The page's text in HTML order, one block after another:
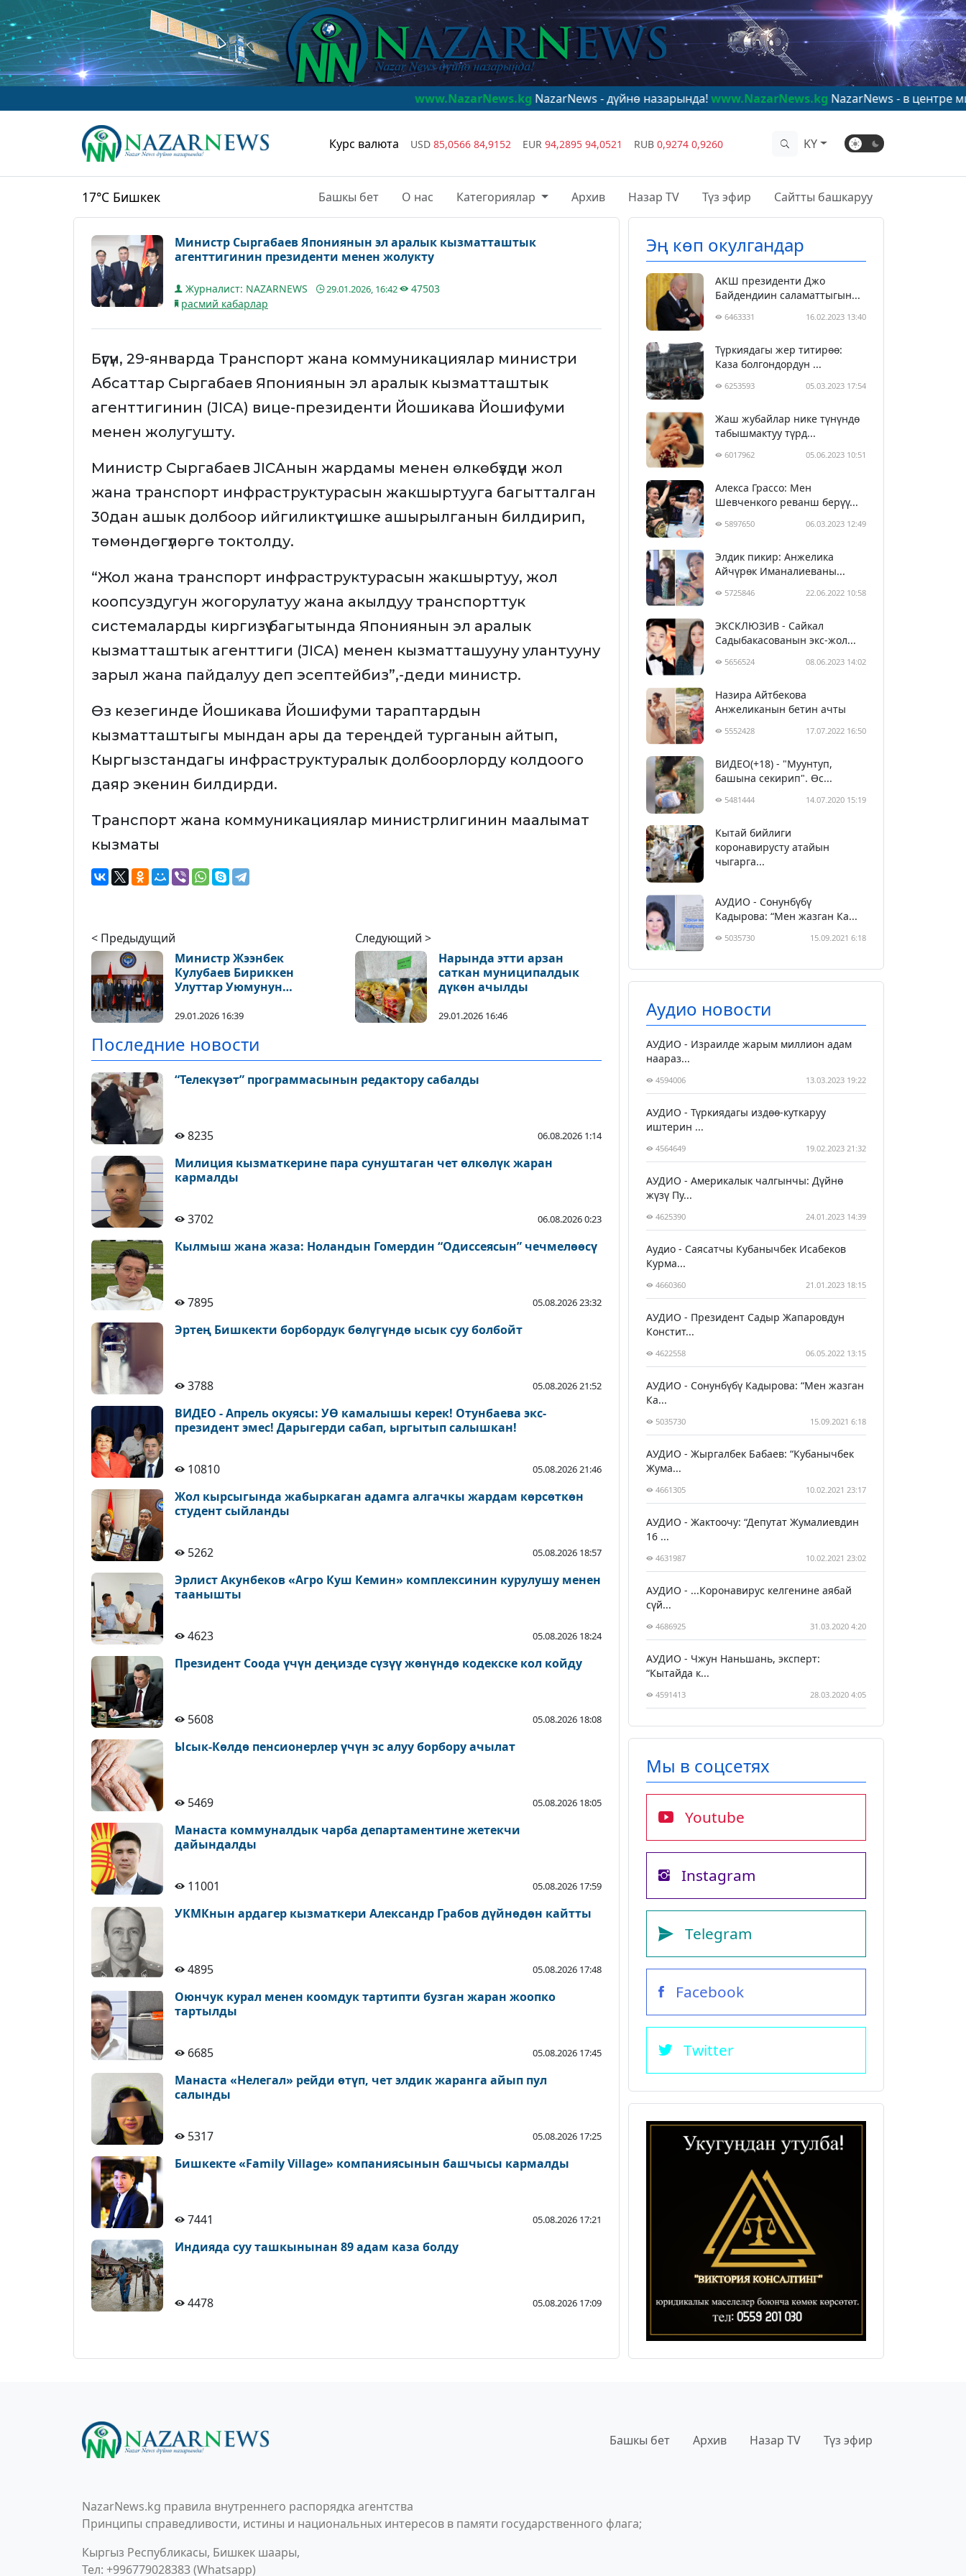
www.NazarNews.kgNazarNews - дүйнө назарында!www.NazarNews.kgNazarNews - в центре мирового
Курс валюта USD 85,0566 84,9152 EUR 94,2895 94,0521 RUB 0,9274 0,9260 KY
17°C Бишкек Башкы бет О нас Категориялар Архив Назар TV Түз эфир Сайтты башкаруу
Министр Сыргабаев Япониянын эл аралык кызматташтык
агенттигинин президенти менен жолукту
Журналист: NAZARNEWS 29.01.2026, 16:42
47503
расмий кабарлар
Бүгүн, 29-январда Транспорт жана коммуникациялар министри
Абсаттар Сыргабаев Япониянын эл аралык кызматташтык
агенттигинин (JICA) вице-президенти Йошикава Йошифуми
менен жолугушту.
Министр Сыргабаев JICAнын жардамы менен өлкөбүздүн жол
жана транспорт инфраструктурасын жакшыртууга багытталган
30дан ашык долбоор ийгиликтүү ишке ашырылганын билдирип,
төмөндөгүлөргө токтолду.
“Жол жана транспорт инфраструктурасын жакшыртуу, жол
коопсуздугун жогорулатуу жана акылдуу транспорттук
системаларды киргизүү багытында Япониянын эл аралык
кызматташтык агенттиги (JICA) менен кызматташууну улантууну
зарыл жана пайдалуу деп эсептейбиз”,-деди министр.
Өз кезегинде Йошикава Йошифуми тараптардын
кызматташтыгы мындан ары да тереңдей турганын айтып,
Кыргызстандагы инфраструктуралык долбоорлорду колдоого
даяр экенин билдирди.
Транспорт жана коммуникациялар министрлигинин маалымат
кызматы
< Предыдущий
Министр Жээнбек
Кулубаев Бириккен
Улуттар Уюмунун
мамлекеттин туруктуу
жолугушту
29.01.2026 16:39
Следующий >
Нарында этти арзан
саткан муниципалдык
дүкөн ачылды
29.01.2026 16:46
Последние новости
“Телекүзөт” программасынын редактору сабалды
8235 06.08.2026 1:14
Милиция кызматкерине пара сунуштаган чет өлкөлүк жаран
кармалды
3702 06.08.2026 0:23
Кылмыш жана жаза: Ноландын Гомердин “Одиссеясын” чечмелөөсү
7895 05.08.2026 23:32
Эртең Бишкекти борбордук бөлүгүндө ысык суу болбойт
3788 05.08.2026 21:52
ВИДЕО - Апрель окуясы: УӨ камалышы керек! Отунбаева экс-
президент эмес! Дарыгерди сабап, ыргытып салышкан!
10810 05.08.2026 21:46
Жол кырсыгында жабыркаган адамга алгачкы жардам көрсөткөн
студент сыйланды
5262 05.08.2026 18:57
Эрлист Акунбеков «Агро Куш Кемин» комплексинин курулушу менен
таанышты
4623 05.08.2026 18:24
Президент Соода үчүн деңизде сүзүү жөнүндө кодекске кол койду
5608 05.08.2026 18:08
Ысык-Көлдө пенсионерлер үчүн эс алуу борбору ачылат
5469 05.08.2026 18:05
Манаста коммуналдык чарба департаментине жетекчи
дайындалды
11001 05.08.2026 17:59
УКМКнын ардагер кызматкери Александр Грабов дүйнөдөн кайтты
4895 05.08.2026 17:48
Оюнчук курал менен коомдук тартипти бузган жаран жоопко
тартылды
6685 05.08.2026 17:45
Манаста «Нелегал» рейди өтүп, чет элдик жаранга айып пул
салынды
5317 05.08.2026 17:25
Бишкекте «Family Village» компаниясынын башчысы кармалды
7441 05.08.2026 17:21
Индияда суу ташкынынан 89 адам каза болду
4478 05.08.2026 17:09
Эң көп окулгандар
АКШ президенти Джо
Байдендиин саламаттыгын...
6463331 16.02.2023 13:40
Түркиядагы жер титирөө:
Каза болгондордун ...
6253593 05.03.2023 17:54
Жаш жубайлар нике түнүндө
табышмактуу түрд...
6017962 05.06.2023 10:51
Алекса Грассо: Мен
Шевченкого реванш берүү...
5897650 06.03.2023 12:49
Элдик пикир: Анжелика
Айчүрөк Иманалиеваны...
5725846 22.06.2022 10:58
ЭКСКЛЮЗИВ - Сайкал
Садыбакасованын экс-жол...
5656524 08.06.2023 14:02
Назира Айтбекова
Анжеликанын бетин ачты
5552428 17.07.2022 16:50
ВИДЕО(+18) - "Муунтуп,
башына секирип". Өс...
5481444 14.07.2020 15:19
Кытай бийлиги
коронавирусту атайын
чыгарга...
АУДИО - Сонунбүбү
Кадырова: “Мен жазган Ка...
5035730 15.09.2021 6:18
Аудио новости
АУДИО - Израилде жарым миллион адам
наараз...
4594006 13.03.2023 19:22
АУДИО - Түркиядагы издөө-куткаруу
иштерин ...
4564649 19.02.2023 21:32
АУДИО - Америкалык чалгынчы: Дүйнө
жүзү Пу...
4625390 24.01.2023 14:39
Аудио - Саясатчы Кубанычбек Исабеков
Курма...
4660360 21.01.2023 18:15
АУДИО - Президент Садыр Жапаровдун
Констит...
4622558 06.05.2022 13:15
АУДИО - Сонунбүбү Кадырова: “Мен жазган
Ка...
5035730 15.09.2021 6:18
АУДИО - Жыргалбек Бабаев: “Кубанычбек
Жума...
4661305 10.02.2021 23:17
АУДИО - Жактоочу: “Депутат Жумалиевдин
16 ...
4631987 10.02.2021 23:02
АУДИО - ...Коронавирус келгенине аябай
сүй...
4686925 31.03.2020 4:20
АУДИО - Чжун Наньшань, эксперт:
“Кытайда к...
4591413 28.03.2020 4:05
Мы в соцсетях
Youtube
Instagram
Telegram
Facebook
Twitter
Башкы бет Архив Назар TV Түз эфир
NazarNews.kg правила внутреннего распорядка агентства
Принципы справедливости, истины и национальных интересов в памяти государственного флага;
Кыргыз Республикасы, Бишкек шаары,
Тел: +996779028383 (Whatsapp)